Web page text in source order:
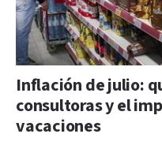
Inflación de julio:
consultoras y el
vacaciones